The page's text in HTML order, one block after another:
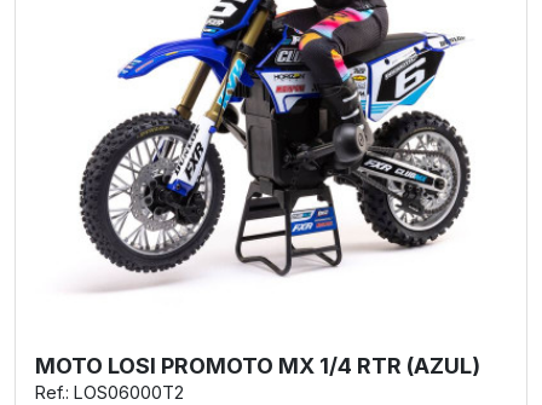
MOTO LOSI PROMOTO MX 1/4 RTR (AZUL)
Ref.: LOS06000T2